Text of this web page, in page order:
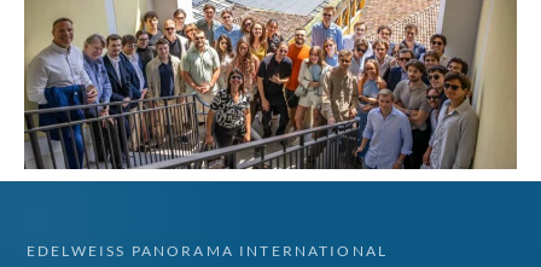
EDELWEISS PANORAMA INTERNATIONAL